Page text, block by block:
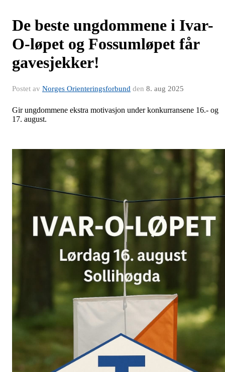
De beste ungdommene i Ivar-
O-løpet og Fossumløpet får
gavesjekker!
Postet av Norges Orienteringsforbund den 8. aug 2025
Gir ungdommene ekstra motivasjon under konkurransene 16.- og
17. august.